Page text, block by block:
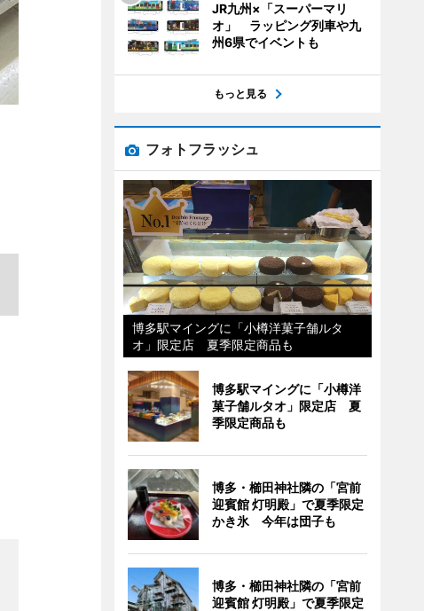
JR九州×「スーパーマリ
オ」 ラッピング列車や九
州6県でイベントも
もっと見る
フォトフラッシュ
博多駅マイングに「小樽洋菓子舗ルタ
オ」限定店 夏季限定商品も
博多駅マイングに「小樽洋
菓子舗ルタオ」限定店 夏
季限定商品も
博多・櫛田神社隣の「宮前
迎賓館 灯明殿」で夏季限定
かき氷 今年は団子も
博多・櫛田神社隣の「宮前
迎賓館 灯明殿」で夏季限定